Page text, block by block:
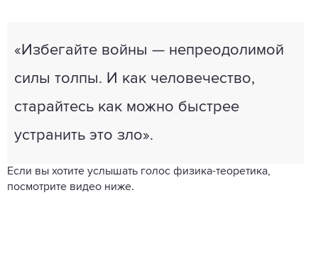
«Избегайте войны — непреодолимой
силы толпы. И как человечество,
старайтесь как можно быстрее
устранить это зло».
Если вы хотите услышать голос физика-теоретика,
посмотрите видео ниже.